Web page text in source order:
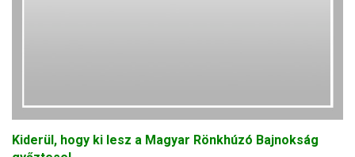
Kiderül, hogy ki lesz a Magyar Rönkhúzó Bajnokság